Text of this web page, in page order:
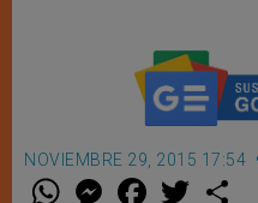
NOVIEMBRE 29, 2015 17:54
W M F